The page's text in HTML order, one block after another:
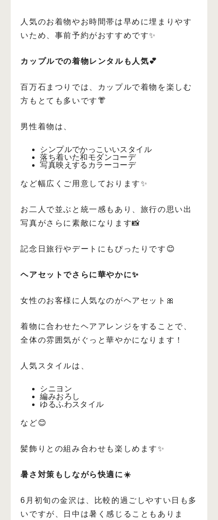
人気のお着物やお時間帯は早めに埋まりやす
いため、事前予約がおすすめです✨
カップルでの着物レンタルも人気💕
百万石まつりでは、カップルで着物を楽しむ
方もとても多いです👘
男性着物は、
シンプルでかっこいいスタイル
落ち着いた和モダンコーデ
写真映えするカラーコーデ
など幅広くご用意しております✨
お二人で並ぶと統一感もあり、旅行の思い出
写真がさらに素敵になります📸
記念日旅行やデートにもぴったりです😊
ヘアセットでさらに華やかに✨
女性のお客様に人気なのがヘアセット🎀
着物に合わせたヘアアレンジをすることで、
全体の雰囲気がぐっと華やかになります！
人気スタイルは、
シニヨン
編みおろし
ゆるふわスタイル
など😊
髪飾りとの組み合わせも楽しめます✨
暑さ対策もしながら快適に☀️
6月初旬の金沢は、比較的過ごしやすい日も多
いですが、日中は暑く感じることもありま